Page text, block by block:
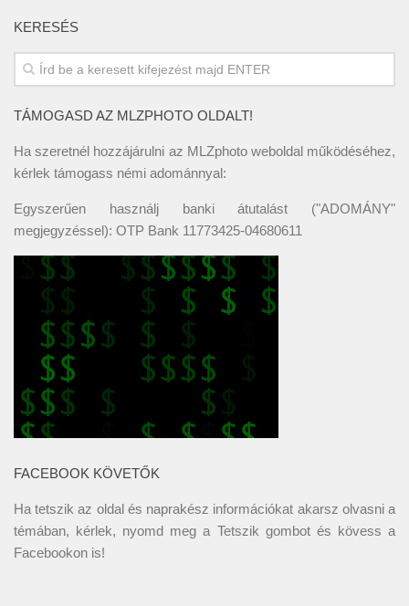
KERESÉS
TÁMOGASD AZ MLZPHOTO OLDALT!
Ha szeretnél hozzájárulni az MLZphoto weboldal működéséhez,
kérlek támogass némi adománnyal:
Egyszerűen használj banki átutalást ("ADOMÁNY"
megjegyzéssel): OTP Bank 11773425-04680611
FACEBOOK KÖVETŐK
Ha tetszik az oldal és naprakész információkat akarsz olvasni a
témában, kérlek, nyomd meg a Tetszik gombot és kövess a
Facebookon is!